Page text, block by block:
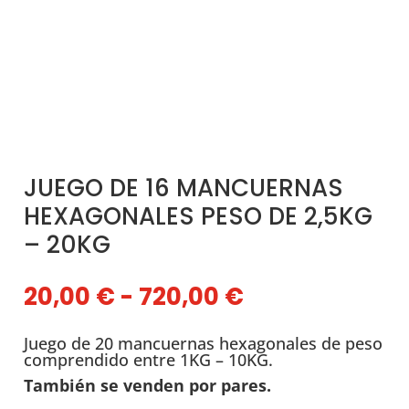
JUEGO DE 16 MANCUERNAS
HEXAGONALES PESO DE 2,5KG
– 20KG
20,00 € - 720,00 €
precios:
desde
20,00 €
hasta
Juego de 20 mancuernas hexagonales de peso
comprendido entre 1KG – 10KG.
También se venden por pares.